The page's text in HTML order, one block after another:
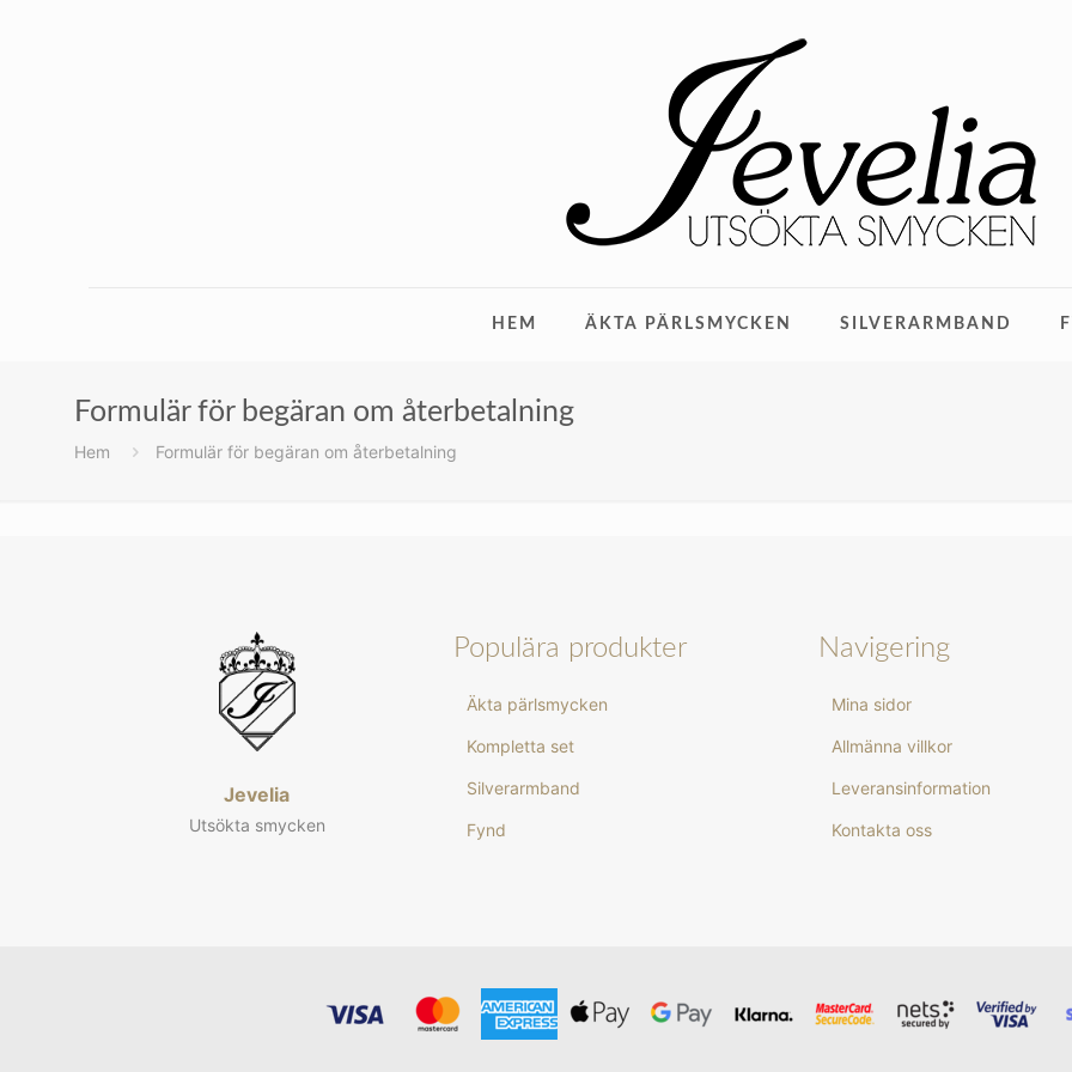
HEM ÄKTA PÄRLSMYCKEN SILVERARMBAND
Formulär för begäran om återbetalning
Hem Formulär för begäran om återbetalning
Jevelia
Utsökta smycken
Populära produkter
Äkta pärlsmycken
Kompletta set
Silverarmband
Fynd
Navigering
Mina sidor
Allmänna villkor
Leveransinformation
Kontakta oss